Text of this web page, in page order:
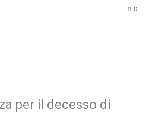
0
per il decesso di